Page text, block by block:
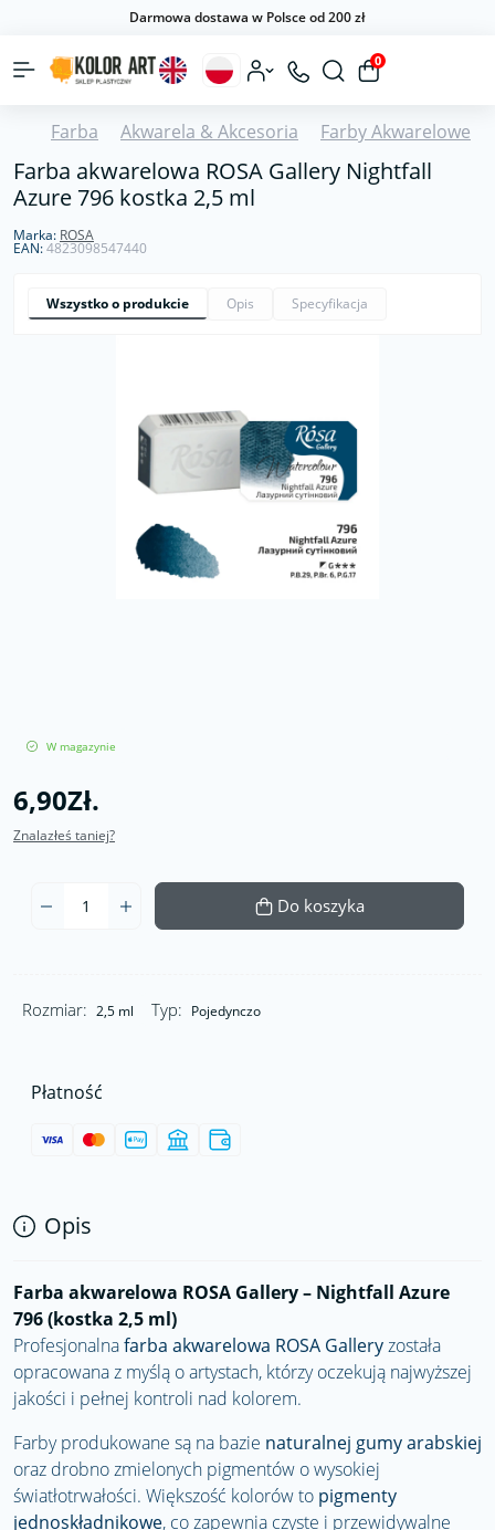
Darmowa dostawa w Polsce od 200 zł
0
Farba Akwarela & Akcesoria Farby Akwarelowe
Farba akwarelowa ROSA Gallery Nightfall
Azure 796 kostka 2,5 ml
Marka: ROSA
EAN:4823098547440
Wszystko o produkcie Opis Specyfikacja
W magazynie
6,90Zł.
Znalazłeś taniej?
Do koszyka
Rozmiar: 2,5 ml Typ: Pojedynczo
Płatność
Opis
Farba akwarelowa ROSA Gallery – Nightfall Azure
796 (kostka 2,5 ml)
Profesjonalnafarba akwarelowa ROSA Galleryzostała
opracowana z myślą o artystach, którzy oczekują najwyższej
jakości i pełnej kontroli nad kolorem.
Farby produkowane są na bazie naturalnej gumy arabskiej
oraz drobno zmielonych pigmentów o wysokiej
światłotrwałości. Większość kolorów to pigmenty
jednoskładnikowe, co zapewnia czyste i przewidywalne